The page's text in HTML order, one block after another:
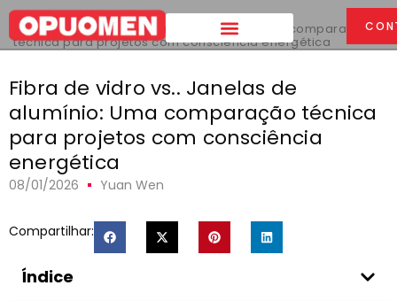
Lar >
Fibra de vidro vs.. Janelas de alumínio: Uma comparação
técnica para projetos com consciência energética
Fibra de vidro vs.. Janelas de
alumínio: Uma comparação técnica
para projetos com consciência
energética
08/01/2026 Yuan Wen
Compartilhar:
Índice